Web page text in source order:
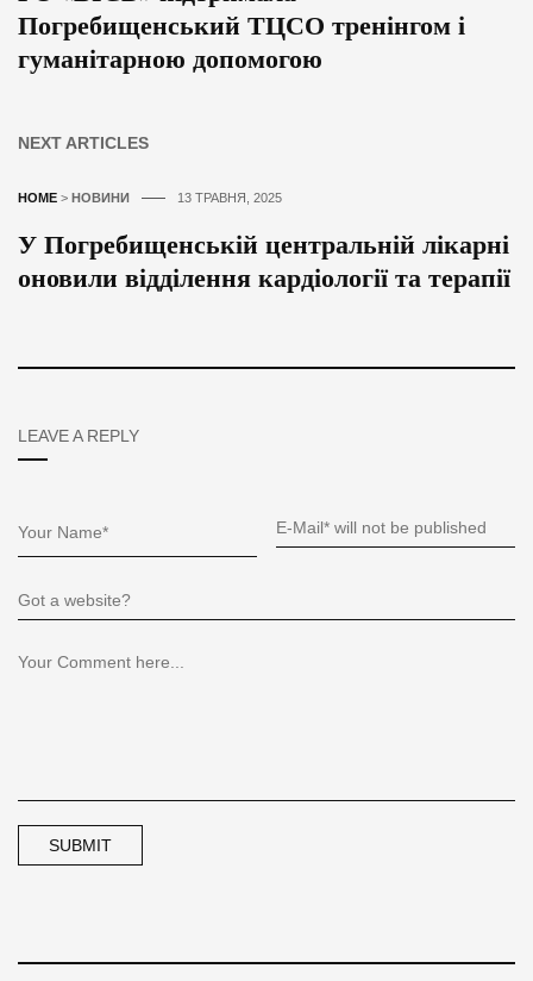
Погребищенський ТЦСО тренінгом і
гуманітарною допомогою
NEXT ARTICLES
HOME > НОВИНИ 13 ТРАВНЯ, 2025
У Погребищенській центральній лікарні
оновили відділення кардіології та терапії
LEAVE A REPLY